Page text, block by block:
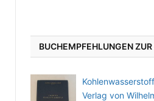
BUCHEMPFEHLUNGEN
Verlag von